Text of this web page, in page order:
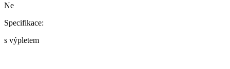
Ne
Specifikace:
s výpletem